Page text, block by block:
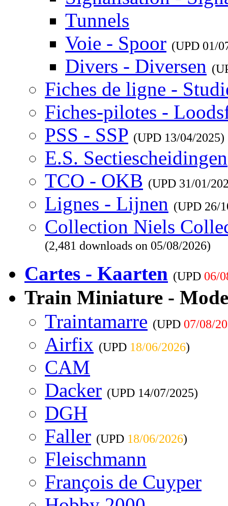
Tunnels
Voie - Spoor (UPD 01/
Divers - Diversen
Fiches de ligne -
Fiches-pilotes -
PSS - SSP (UPD 13/04/2025)
E.S. Sectiescheidingen
TCO - OKB (UPD 31/01/
Lignes - Lijnen (UPD 26/
Collection Niels
(2,481 downloads on 05/08/2026)
Cartes - Kaarten (UPD 06/
Train Miniature -
Traintamarre (UPD 07/08/
Airfix (UPD 18/06/2026)
CAM
Dacker (UPD 14/07/2025)
DGH
Faller (UPD 18/06/2026)
Fleischmann
François de Cuyper